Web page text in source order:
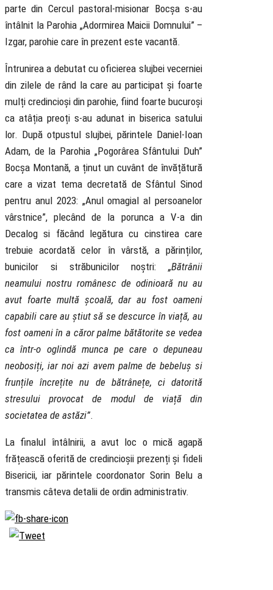
parte din Cercul pastoral-misionar Bocșa s-au
întâlnit la Parohia „Adormirea Maicii Domnului” –
Izgar, parohie care în prezent este vacantă.
Întrunirea a debutat cu oficierea slujbei vecerniei
din zilele de rând la care au participat și foarte
mulți credincioși din parohie, fiind foarte bucuroși
ca atâția preoți s-au adunat in biserica satului
lor. După otpustul slujbei, părintele Daniel-Ioan
Adam, de la Parohia „Pogorârea Sfântului Duh”
Bocșa Montană, a ținut un cuvânt de învățătură
care a vizat tema decretată de Sfântul Sinod
pentru anul 2023: „Anul omagial al persoanelor
vârstnice”, plecând de la porunca a V-a din
Decalog si făcând legătura cu cinstirea care
trebuie acordată celor în vârstă, a părinților,
bunicilor si străbunicilor noștri: „Bătrânii
neamului nostru românesc de odinioară nu au
avut foarte multă școală, dar au fost oameni
capabili care au știut să se descurce în viață, au
fost oameni în a căror palme bătătorite se vedea
ca într-o oglindă munca pe care o depuneau
neobosiți, iar noi azi avem palme de bebeluș si
frunțile încrețite nu de bătrânețe, ci datorită
stresului provocat de modul de viață din
societatea de astăzi”.
La finalul întâlnirii, a avut loc o mică agapă
frățească oferită de credincioșii prezenți și fideli
Bisericii, iar părintele coordonator Sorin Belu a
transmis câteva detalii de ordin administrativ.